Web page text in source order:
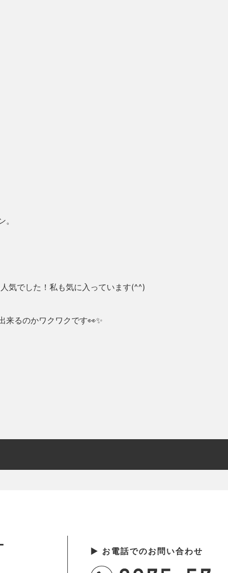
気でした！私も気に入っています(^^)
来るのかワクワクです👀✨
▶ お電話でのお問い合わせ